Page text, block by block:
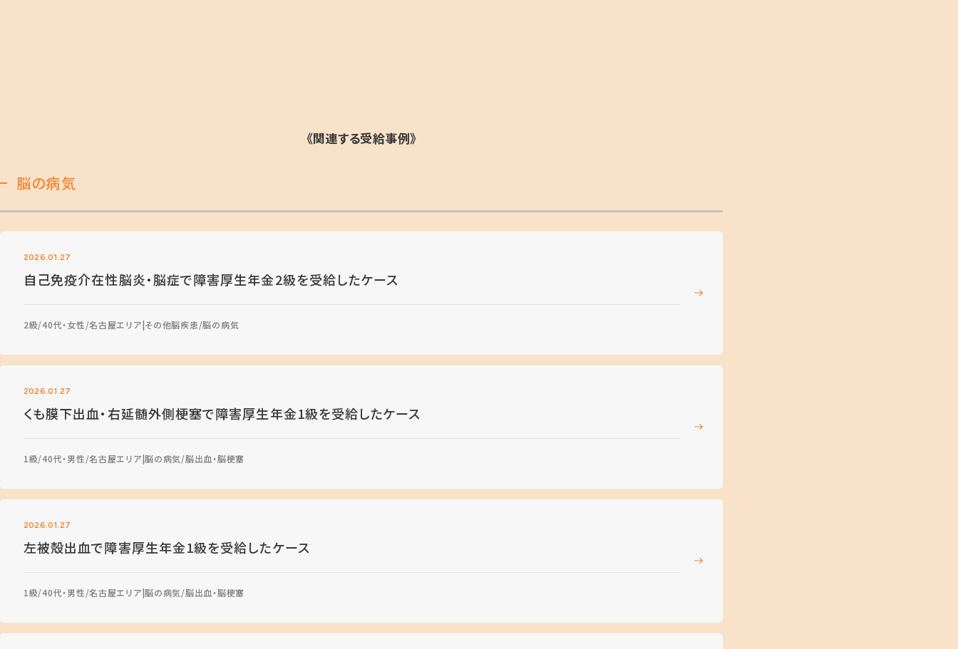
《関連する受給事例》
脳の病気
2026.01.27
自己免疫介在性脳炎・脳症で障害厚生年金2級を受給したケース
2級 40代・女性 名古屋エリア その他脳疾患 脳の病気
2026.01.27
くも膜下出血・右延髄外側梗塞で障害厚生年金1級を受給したケース
1級 40代・男性 名古屋エリア 脳の病気 脳出血・脳梗塞
2026.01.27
左被殻出血で障害厚生年金1級を受給したケース
1級 40代・男性 名古屋エリア 脳の病気 脳出血・脳梗塞